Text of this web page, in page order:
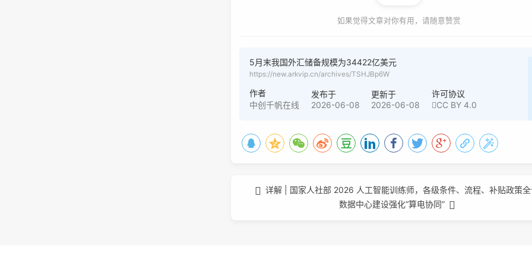
如果觉得文章对你有用，请随意赞赏
5月末我国外汇储备规模为34422亿美元
https://new.arkvip.cn/archives/TSHJBp6W
作者
中创千帆在线
发布于
2026-06-08
更新于
2026-06-08
许可协议
CC BY 4.0
详解 | 国家人社部 2026 人工智能训练师，各级条件、流程、补贴政策
数据中心建设强化“算电协同”